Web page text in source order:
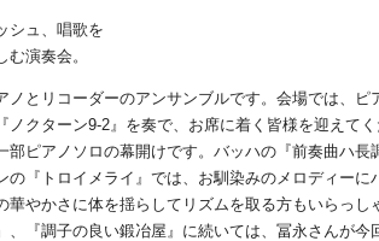
シュ、唱歌を
演奏会。
ノとリコーダーのアンサンブルです。会場では、ピ
ノクターン9-2』を奏で、お席に着く皆様を迎えてく
ピアノソロの幕開けです。バッハの『前奏曲ハ長
の『トロイメライ』では、お馴染みのメロディーに
華やかさに体を揺らしてリズムを取る方もいらっし
、『調子の良い鍛冶屋』に続いては、冨永さんが